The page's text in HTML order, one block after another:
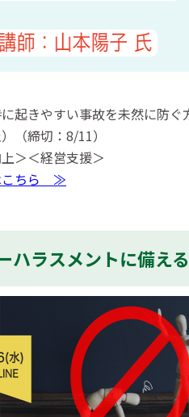
起きやすい事故を未然に防
（締切：8/11）
＞＜経営支援＞
こちら ≫
ハラスメントに備え